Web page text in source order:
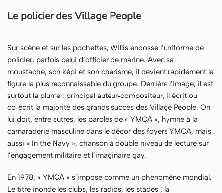
Le policier des Village People
Sur scène et sur les pochettes, Willis endosse l’uniforme de
policier, parfois celui d’officier de marine. Avec sa
moustache, son képi et son charisme, il devient rapidement la
figure la plus reconnaissable du groupe. Derrière l’image, il est
surtout la plume : principal auteur‑compositeur, il écrit ou
co‑écrit la majorité des grands succès des Village People. On
lui doit, entre autres, les paroles de « YMCA », hymne à la
camaraderie masculine dans le décor des foyers YMCA, mais
aussi « In the Navy », chanson à double niveau de lecture sur
l’engagement militaire et l’imaginaire gay.
En 1978, « YMCA » s’impose comme un phénomène mondial.
Le titre inonde les clubs, les radios, les stades ; la